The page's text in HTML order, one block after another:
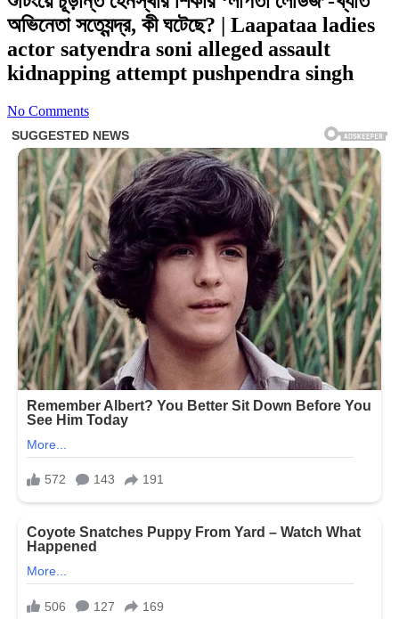
অভিনেতা সত্যেন্দ্র, কী ঘটেছে? | Laapataa ladies
actor satyendra soni alleged assault
kidnapping attempt pushpendra singh
No Comments